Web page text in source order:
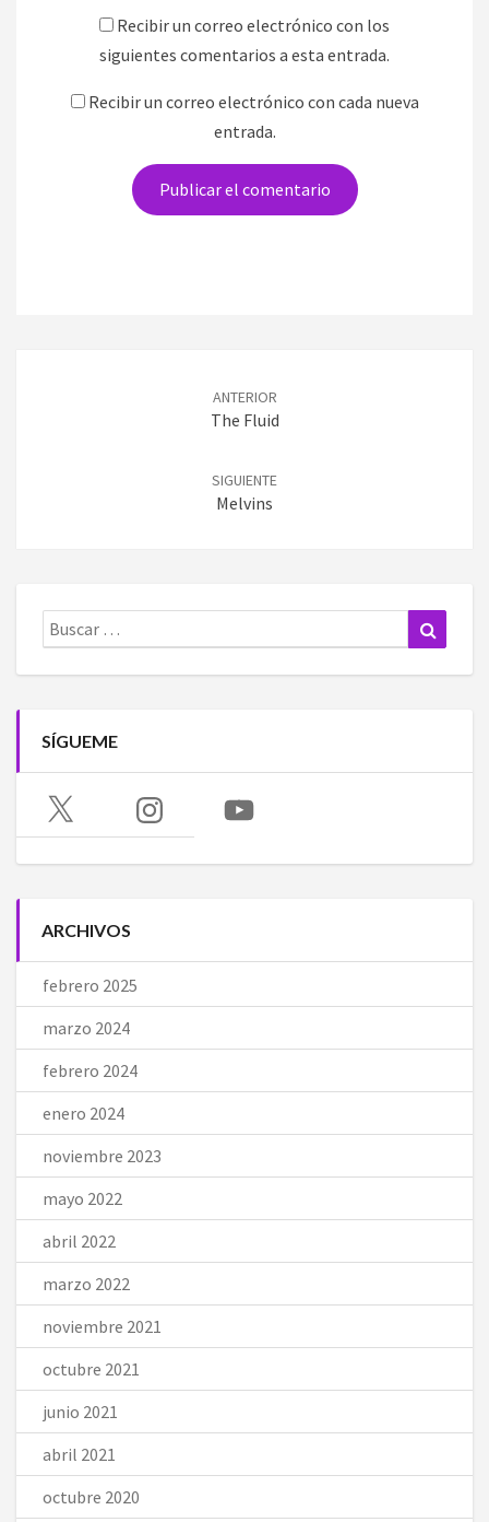
Recibir un correo electrónico con los
siguientes comentarios a esta entrada.
Recibir un correo electrónico con cada nueva
entrada.
ANTERIOR
The Fluid
SIGUIENTE
Melvins
Buscar:
SÍGUEME
X Instagram YouTube
ARCHIVOS
febrero 2025
marzo 2024
febrero 2024
enero 2024
noviembre 2023
mayo 2022
abril 2022
marzo 2022
noviembre 2021
octubre 2021
junio 2021
abril 2021
octubre 2020